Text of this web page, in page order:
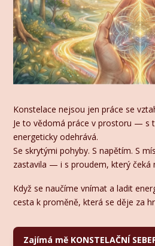
Konstelace nejsou jen práce se
Je to vědomá práce v prostoru — s
energeticky odehrává.
Se skrytými pohyby. S napětím. S
zastavila — i s proudem, který čeká
Když se naučíme vnímat a ladit
cesta k proměně, která se děje za
Zajímá mě KONSTELAČNÍ